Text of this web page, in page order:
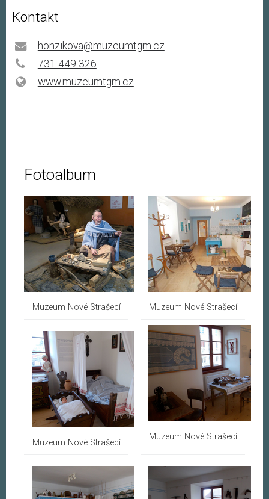
Kontakt
honzikova@muzeumtgm.cz
731 449 326
www.muzeumtgm.cz
Fotoalbum
Muzeum Nové Strašecí Muzeum Nové Strašecí
Muzeum Nové Strašecí
Muzeum Nové Strašecí